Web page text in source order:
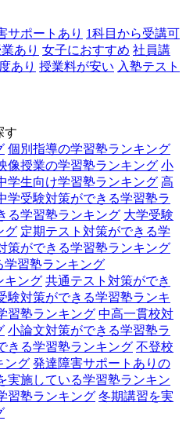
サポートあり 1科目から受講可
あり 女子におすすめ 社員講
あり 授業料が安い 入塾テスト
す
個別指導の学習塾ランキング
像授業の学習塾ランキング 小
学生向け学習塾ランキング 高
学受験対策ができる学習塾ラ
る学習塾ランキング 大学受験
グ 定期テスト対策ができる学
策ができる学習塾ランキング
学習塾ランキング
キング 共通テスト対策ができ
験対策ができる学習塾ランキ
習塾ランキング 中高一貫校対
小論文対策ができる学習塾ラ
きる学習塾ランキング 不登校
ング 発達障害サポートありの
実施している学習塾ランキン
習塾ランキング 冬期講習を実